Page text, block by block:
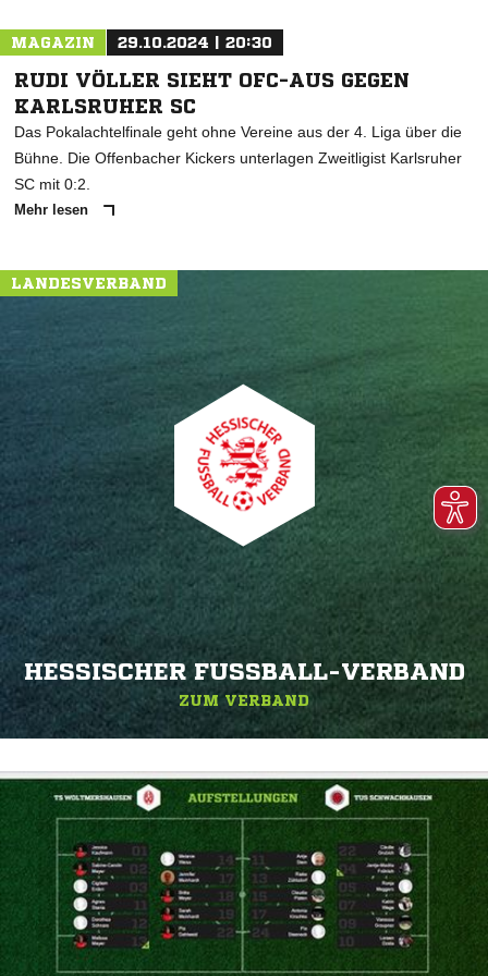
MAGAZIN 29.10.2024 | 20:30
RUDI VÖLLER SIEHT OFC-AUS GEGEN
KARLSRUHER SC
Das Pokalachtelfinale geht ohne Vereine aus der 4. Liga über die
Bühne. Die Offenbacher Kickers unterlagen Zweitligist Karlsruher
SC mit 0:2.
Mehr lesen
LANDESVERBAND
HESSISCHER FUSSBALL-VERBAND
ZUM VERBAND